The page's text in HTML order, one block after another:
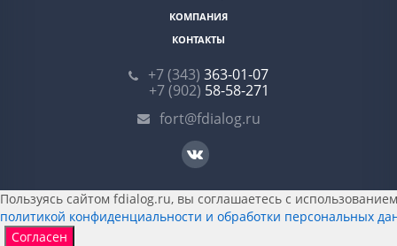
КОМПАНИЯ
КОНТАКТЫ
+7 (343) 363-01-07
+7 (902) 58-58-271
fort@fdialog.ru
Пользуясь сайтом fdialog.ru, вы соглашаетесь с
политикой конфиденциальности и обработки персональных
Согласен